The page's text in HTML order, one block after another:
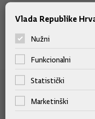
Vlada Republike
Nužni
Funkcionalni
Statistički
Marketinški